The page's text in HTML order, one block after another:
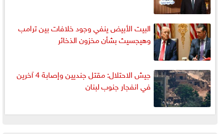
البيت الأبيض ينفي وجود خلافات بين ترامب
وهيجسيث بشأن مخزون الذخائر
جيش الاحتلال: مقتل جنديين وإصابة 4 آخرين
في انفجار جنوب لبنان